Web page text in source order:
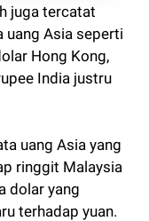
juga tercatat
uang Asia seperti
Hong Kong,
India justru
uang Asia yang
ringgit Malaysia
dolar yang
terhadap yuan.